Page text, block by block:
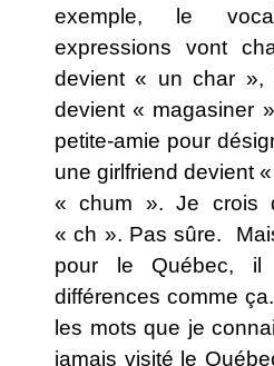
exemple, le
expressions vont
devient « un char »,
devient « magasiner
petite-amie pour
une girlfriend devient
« chum ». Je crois
« ch ». Pas sûre.
pour le Québec,
différences comme
les mots que je
jamais visité le